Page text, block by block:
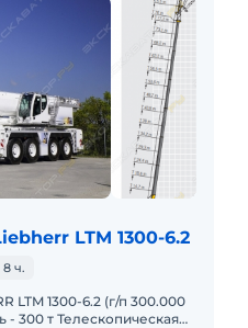
LTM 1300-6.2
ч.
LTM 1300-6.2 (г/п 300.000
- 300 т Телескопическая